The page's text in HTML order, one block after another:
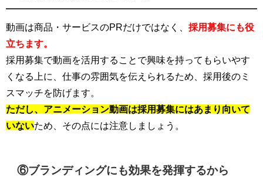
動画は商品・サービスのPRだけではなく、 採用募集にも役
立ちます。
採用募集で動画を活用することで興味を持ってもらいやす
くなる上に、仕事の雰囲気を伝えられるため、採用後のミ
スマッチを防げます。
ただし、アニメーション動画は採用募集にはあまり向いて
いないため、その点には注意しましょう。
⑥ブランディングにも効果を発揮するから